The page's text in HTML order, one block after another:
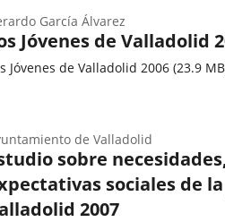
Jóvenes de Valladolid
Jóvenes de Valladolid 2006 (23.9
García Álvarez
sobre
sociales de
2007
de Valladolid